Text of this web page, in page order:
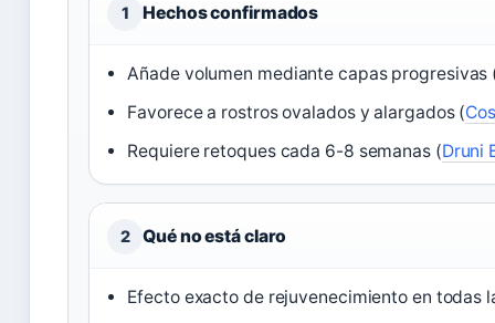
1 Hechos confirmados
Añade volumen mediante capas progresivas
Favorece a rostros ovalados y alargados (
Requiere retoques cada 6-8 semanas (Druni
2 Qué no está claro
Efecto exacto de rejuvenecimiento en todas